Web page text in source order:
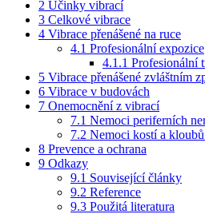
2 Účinky vibrací
3 Celkové vibrace
4 Vibrace přenášené na ruce
4.1 Profesionální expozice
4.1.1 Profesionální
5 Vibrace přenášené zvláštním
6 Vibrace v budovách
7 Onemocnění z vibrací
7.1 Nemoci periferních
7.2 Nemoci kostí a
8 Prevence a ochrana
9 Odkazy
9.1 Související články
9.2 Reference
9.3 Použitá literatura